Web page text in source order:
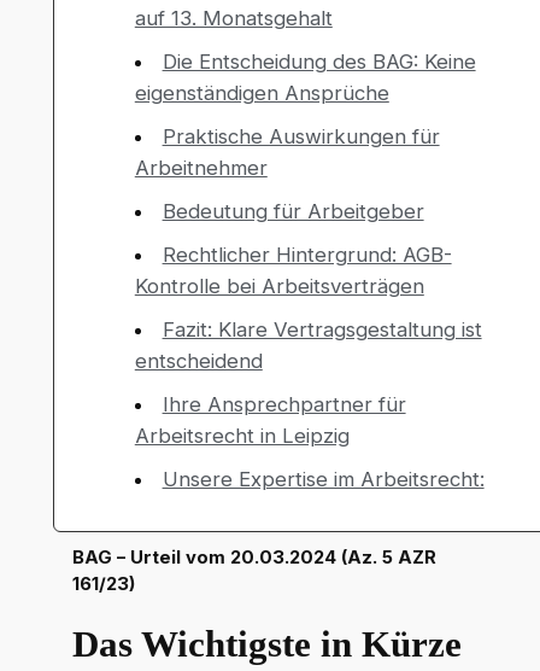
auf 13. Monatsgehalt
Die Entscheidung des BAG: Keine
eigenständigen Ansprüche
Praktische Auswirkungen für
Arbeitnehmer
Bedeutung für Arbeitgeber
Rechtlicher Hintergrund: AGB-
Kontrolle bei Arbeitsverträgen
Fazit: Klare Vertragsgestaltung ist
entscheidend
Ihre Ansprechpartner für
Arbeitsrecht in Leipzig
Unsere Expertise im Arbeitsrecht:
BAG – Urteil vom 20.03.2024 (Az. 5 AZR
161/23)
Das Wichtigste in Kürze